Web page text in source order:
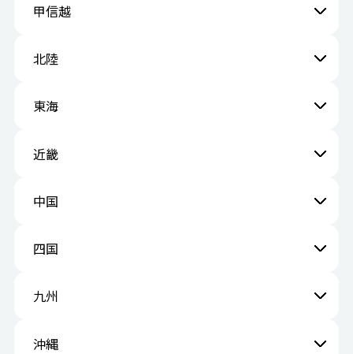
甲信越
北陸
東海
近畿
中国
四国
九州
沖縄